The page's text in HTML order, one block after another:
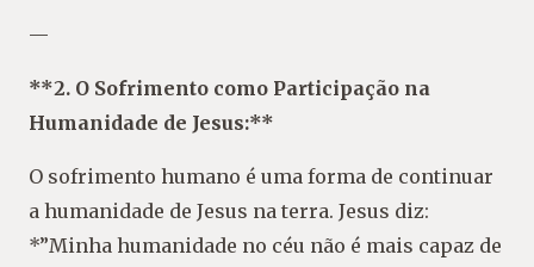
—
**2. O Sofrimento como Participação na
Humanidade de Jesus:**
O sofrimento humano é uma forma de continuar
a humanidade de Jesus na terra. Jesus diz:
*”Minha humanidade no céu não é mais capaz de